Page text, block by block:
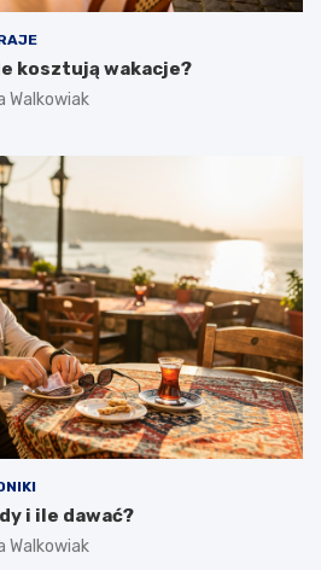
kosztują wakacje?
Walkowiak
i ile dawać?
Walkowiak